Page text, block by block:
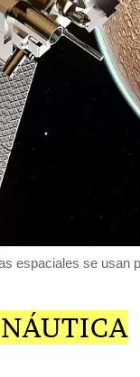
espaciales se usan